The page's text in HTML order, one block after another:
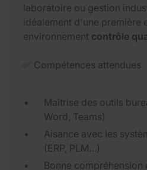
laboratoire ou gestion
idéalement d'une première
environnement contrôle
✅ Compétences attendues
Maîtrise des outils
Word, Teams)
Aisance avec les
(ERP, PLM…)
Bonne compréhension